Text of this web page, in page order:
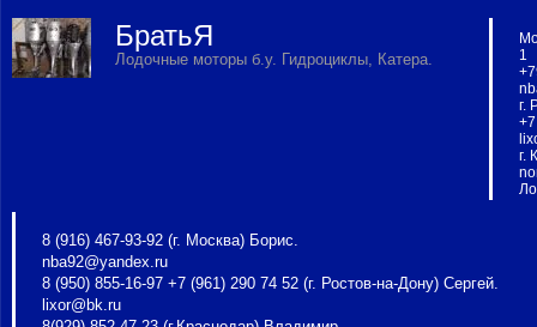
БратьЯ
Лодочные моторы б.у. Гидроциклы, Катера.
1
г.
г.
8 (916) 467-93-92 (г. Москва) Борис.
nba92@yandex.ru
8 (950) 855-16-97 +7 (961) 290 74 52 (г. Ростов-на-Дону) Сергей.
lixor@bk.ru